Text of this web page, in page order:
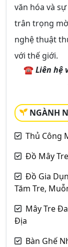
văn hóa và
trân trọng
nghệ thuật
với thế giới.
☎Liên hệ
NGÀNH
Thủ Công
Đồ Mây
Đồ Gia
Tăm Tre,
Mây Tre
Địa
Bàn Ghế